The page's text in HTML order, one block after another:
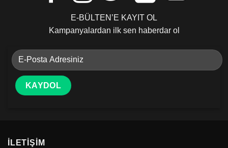
E-BÜLTEN’E KAYIT OL
Kampanyalardan ilk sen haberdar ol
İLETIŞIM